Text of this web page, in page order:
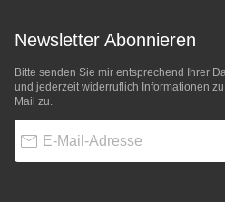
Newsletter Abonnieren
Bitte senden Sie mir entsprechend Ihrer
und jederzeit widerruflich Informationen
Mail zu.